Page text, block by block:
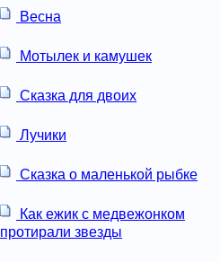
Весна
Мотылек и камушек
Сказка для двоих
Лучики
Сказка о маленькой рыбке
Как ежик с медвежонком
протирали звезды